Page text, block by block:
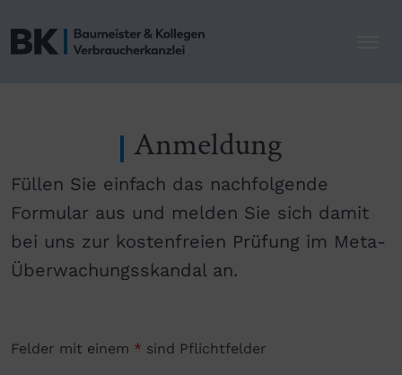
Anmeldung
Füllen Sie einfach das nachfolgende
Formular aus und melden Sie sich damit
bei uns zur kostenfreien Prüfung im Meta-
Überwachungsskandal an.
Felder mit einem * sind Pflichtfelder